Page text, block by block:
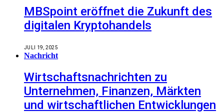
MBSpoint eröffnet die Zukunft des
digitalen Kryptohandels
JULI 19, 2025
Nachricht
Wirtschaftsnachrichten zu
Unternehmen, Finanzen, Märkten
und wirtschaftlichen Entwicklungen